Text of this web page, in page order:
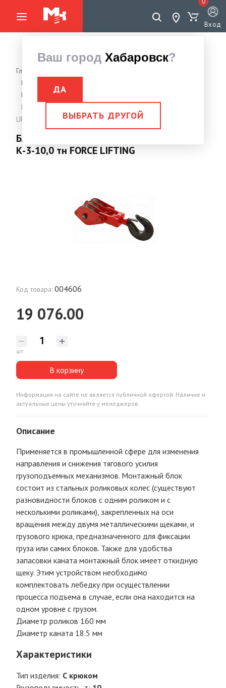
Ваш город Хабаровск?
ДА
ВЫБРАТЬ ДРУГОЙ
Вход
Главная страница
Блок монтажный двухрольный, трехрольный
Блок трехрольный
Блок монтажный трехрольный с крюком К-3-10,0 тн FORCE
LIFTING
Блок монтажный трехрольный с крюком
К-3-10,0 тн FORCE LIFTING
Код товара: 004606
19 076.00
шт
В корзину
Информация на сайте не является публичной офертой. Наличие и
актуальные цены уточняйте у менеджеров.
Описание
Применяется в промышленной сфере для изменения
направления и снижения тягового усилия
грузоподъемных механизмов. Монтажный блок
состоит из стальных роликовых колес (существуют
разновидности блоков с одним роликом и с
несколькими роликами), закрепленных на оси
вращения между двумя металлическими щеками, и
грузового крюка, предназначенного для фиксации
груза или самих блоков. Также для удобства
запасовки каната монтажный блок имеет откидную
щеку. Этим устройством необходимо
комплектовать лебедку при осуществлении
процесса подъема в случае, если она находится на
одном уровне с грузом.
Диаметр роликов 160 мм
Диаметр каната 18.5 мм
Характеристики
Тип изделия: С крюком